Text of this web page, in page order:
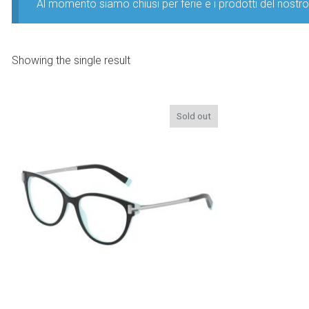
Al momento siamo chiusi per ferie e i prodotti del
Showing the single result
Sold out